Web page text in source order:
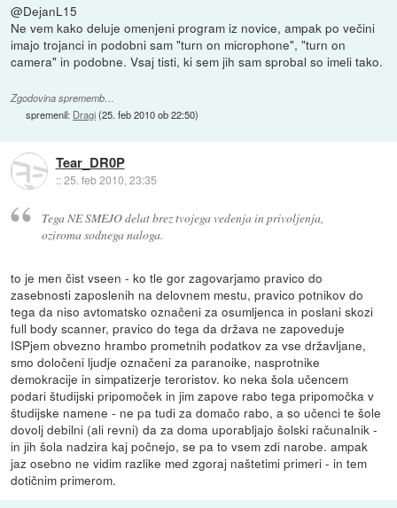
@DejanL15
Ne vem kako deluje omenjeni program iz novice, ampak po večini
imajo trojanci in podobni sam "turn on microphone", "turn on
camera" in podobne. Vsaj tisti, ki sem jih sam sprobal so imeli tako.
Zgodovina sprememb…
spremenil: Dragi(25. feb 2010 ob 22:50)
Tear_DR0P
::25. feb 2010, 23:35
Tega NE SMEJO delat brez tvojega vedenja in privoljenja,
oziroma sodnega naloga.
to je men čist vseen - ko tle gor zagovarjamo pravico do
zasebnosti zaposlenih na delovnem mestu, pravico potnikov do
tega da niso avtomatsko označeni za osumljenca in poslani skozi
full body scanner, pravico do tega da država ne zapoveduje
ISPjem obvezno hrambo prometnih podatkov za vse državljane,
smo določeni ljudje označeni za paranoike, nasprotnike
demokracije in simpatizerje teroristov. ko neka šola učencem
podari študijski pripomoček in jim zapove rabo tega pripomočka v
študijske namene - ne pa tudi za domačo rabo, a so učenci te šole
dovolj debilni (ali revni) da za doma uporabljajo šolski računalnik -
in jih šola nadzira kaj počnejo, se pa to vsem zdi narobe. ampak
jaz osebno ne vidim razlike med zgoraj naštetimi primeri - in tem
dotičnim primerom.